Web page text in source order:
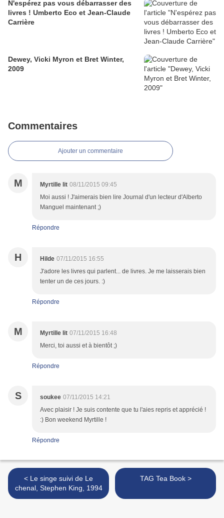
N'espérez pas vous débarrasser des
livres ! Umberto Eco et Jean-Claude
Carrière
Dewey, Vicki Myron et Bret Winter,
2009
Commentaires
Ajouter un commentaire
M Myrtille lit 08/11/2015 09:45
Moi aussi ! J'aimerais bien lire Journal d'un lecteur d'Alberto
Manguel maintenant ;)
Répondre
H Hilde 07/11/2015 16:55
J'adore les livres qui parlent... de livres. Je me laisserais bien
tenter un de ces jours. :)
Répondre
M Myrtille lit 07/11/2015 16:48
Merci, toi aussi et à bientôt ;)
Répondre
S soukee 07/11/2015 14:21
Avec plaisir ! Je suis contente que tu l'aies repris et apprécié !
:) Bon weekend Myrtille !
Répondre
< Le singe suivi de Le
chenal, Stephen King, 1994
TAG Tea Book >